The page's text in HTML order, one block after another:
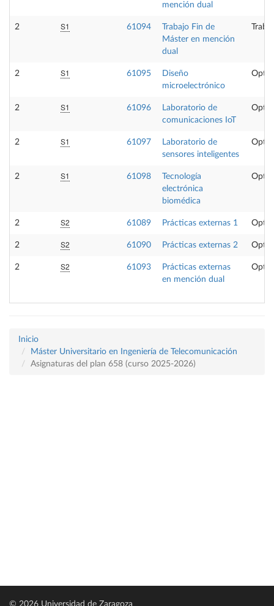
mención dual
2 S1 61094
Trabajo Fin de
Máster en mención
dual
2 S1 61095
Diseño
microelectrónico
2 S1 61096
Laboratorio de
comunicaciones IoT
2 S1 61097
Laboratorio de
sensores inteligentes
2 S1 61098
Tecnología
electrónica
biomédica
2 S2 61089 Prácticas externas 1
2 S2 61090 Prácticas externas 2
2 S2 61093
Prácticas externas
en mención dual
Inicio
Máster Universitario en Ingeniería de Telecomunicación
Asignaturas del plan 658 (curso 2025-2026)
© 2026 Universidad de Zaragoza